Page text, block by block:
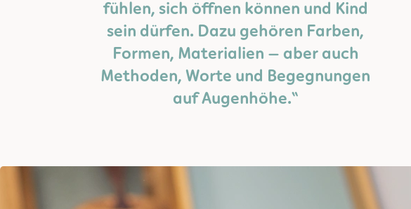
fühlen, sich öffnen können und Kind
sein dürfen. Dazu gehören Farben,
Formen, Materialien – aber auch
Methoden, Worte und Begegnungen
auf Augenhöhe.“